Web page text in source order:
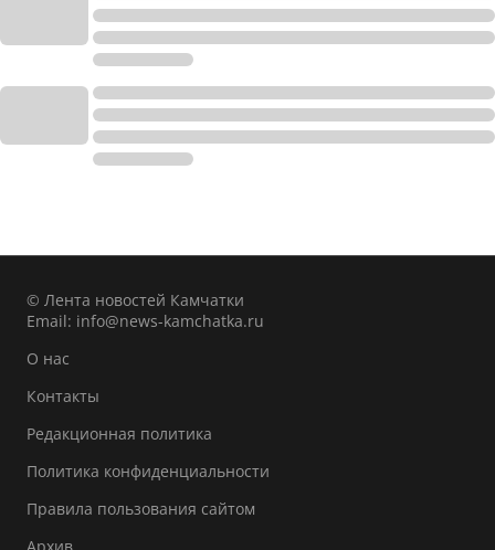
© Лента новостей Камчатки
Email: info@news-kamchatka.ru
О нас
Контакты
Редакционная политика
Политика конфиденциальности
Правила пользования сайтом